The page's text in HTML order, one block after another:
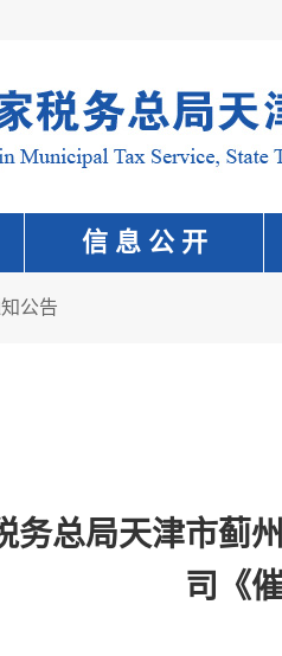
信 息 公 开
公告
务总局天津市蓟
司《